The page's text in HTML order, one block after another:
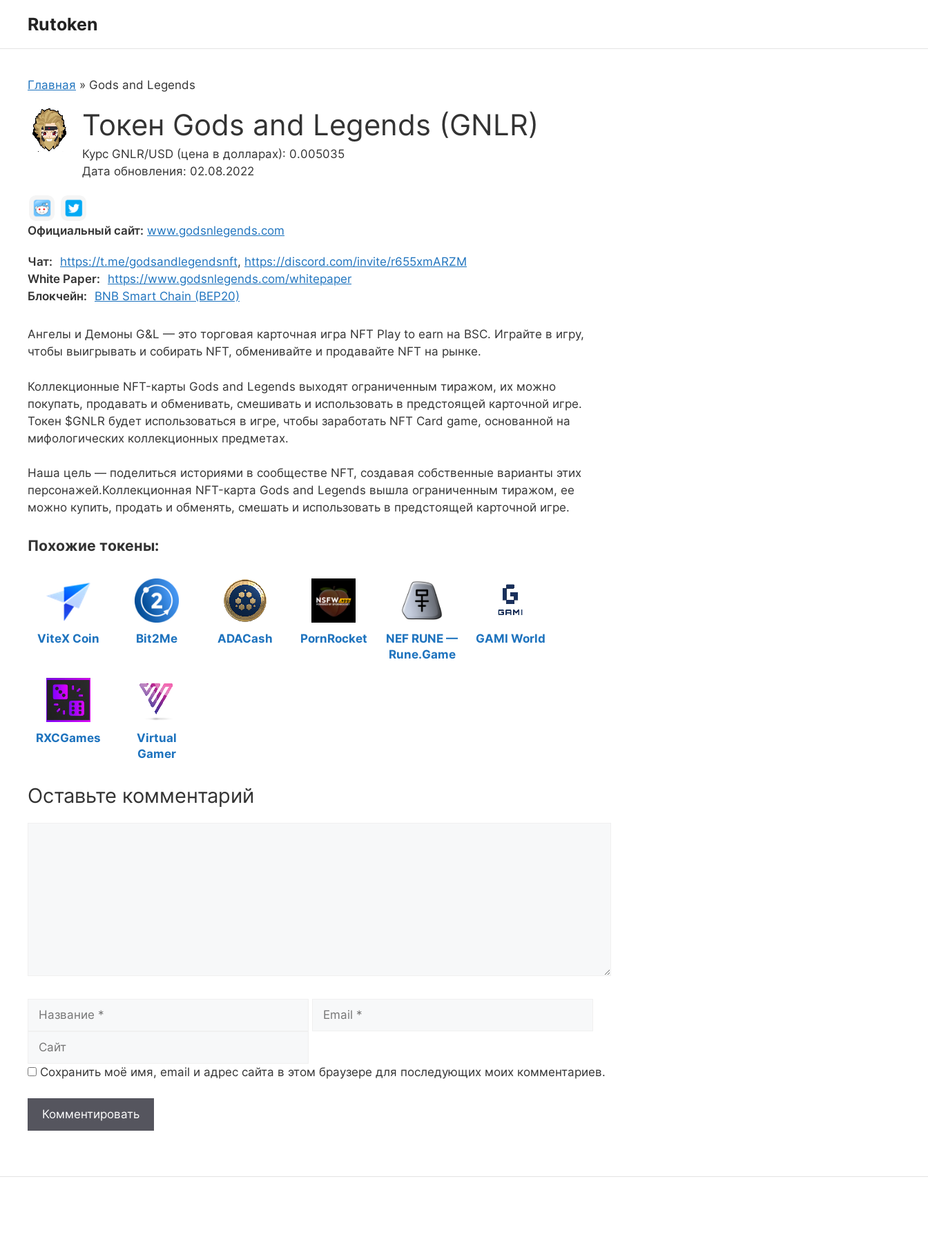
Rutoken
Главная » Gods and Legends
Токен Gods and Legends (GNLR)
Курс GNLR/USD (цена в долларах): 0.005035
Дата обновления: 02.08.2022
Официальный сайт: www.godsnlegends.com
Чат: https://t.me/godsandlegendsnft, https://discord.com/invite/r655xmARZM
White Paper:
https://www.godsnlegends.com/whitepaper
Блокчейн:
BNB Smart Chain (BEP20)
Ангелы и Демоны G&L — это торговая карточная игра NFT Play to earn на BSC. Играйте в игру,
чтобы выигрывать и собирать NFT, обменивайте и продавайте NFT на рынке.
Коллекционные NFT-карты Gods and Legends выходят ограниченным тиражом, их можно
покупать, продавать и обменивать, смешивать и использовать в предстоящей карточной игре.
Токен $GNLR будет использоваться в игре, чтобы заработать NFT Card game, основанной на
мифологических коллекционных предметах.
Наша цель — поделиться историями в сообществе NFT, создавая собственные варианты этих
персонажей.Коллекционная NFT-карта Gods and Legends вышла ограниченным тиражом, ее
можно купить, продать и обменять, смешать и использовать в предстоящей карточной игре.
Похожие токены:
ViteX Coin Bit2Me ADACash PornRocket
NEF RUNE —
Rune.Game
GAMI World
RXCGames
Virtual
Gamer
Оставьте комментарий
Сохранить моё имя, email и адрес сайта в этом браузере для последующих моих комментариев.